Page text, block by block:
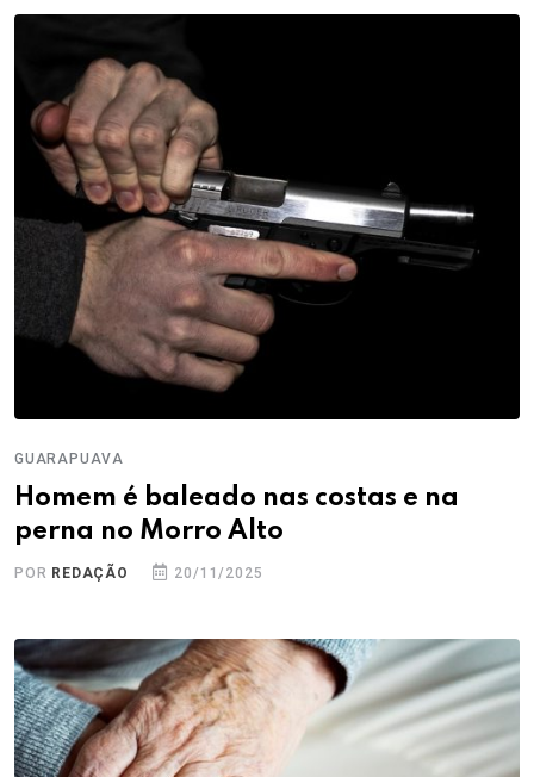
GUARAPUAVA
Homem é baleado nas costas e na
perna no Morro Alto
POR REDAÇÃO 20/11/2025